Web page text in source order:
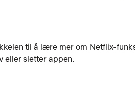
til å lære mer om Netflix-
eller sletter appen.